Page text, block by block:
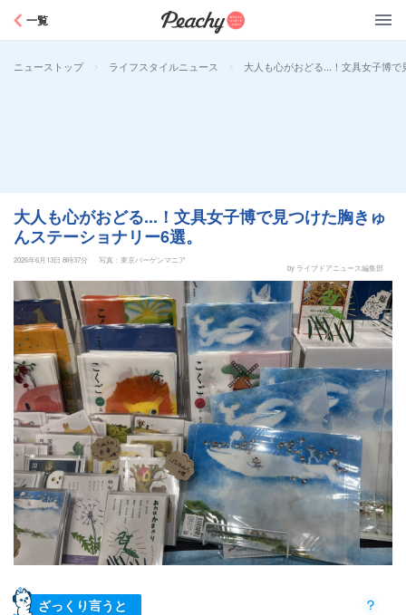
一覧
ニューストップ > ライフスタイルニュース > 大人も心がおどる...！文具女子博
大人も心がおどる...！文具女子博で見つけた胸きゅ
んステーショナリー6選。
2026年6月13日 8時37分
写真：東京バーゲンマニア
by ライブドアニュース編集部
ざっくり言うと